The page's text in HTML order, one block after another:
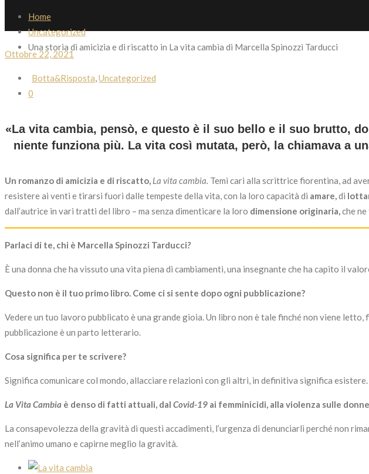
Home
Uncategorized
Una storia di amicizia e di riscatto in La vita cambia di Marcella Spinozzi Tarducci
Ottobre 22, 2021
Botta&Risposta,Uncategorized
0
«La vita cambia, pensò, e questo è il suo bello e il suo brutto,
niente funziona più. La vita così mutata, però, la chiamava a
Un romanzo di amicizia e di riscatto, La vita cambia. Temi cari alla scrittrice fiorentina, ad
resistere ai venti e tirarsi fuori dalle tempeste della vita, con la loro capacità di amare,di
dall’autrice in vari tratti del libro – ma senza dimenticare la loro dimensione originaria,che
Parlaci di te, chi è Marcella Spinozzi Tarducci?
È una donna che ha vissuto una vita piena di cambiamenti, una insegnante che ha capito il
Questo non è il tuo primo libro. Come ci si sente dopo ogni pubblicazione?
Vedere un tuo lavoro pubblicato è una grande gioia. Un libro non è tale finché non viene
pubblicazione è un parto letterario.
Cosa significa per te scrivere?
Significa comunicare col mondo, allacciare relazioni con gli altri, in definitiva significa esistere.
La Vita Cambia è denso di fatti attuali, dal Covid-19 ai femminicidi, alla violenza sulle
La consapevolezza della gravità di questi accadimenti, l’urgenza di denunciarli perché non
nell’animo umano e capirne meglio la gravità.